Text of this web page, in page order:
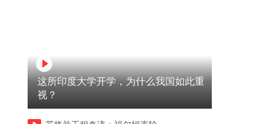
这所印度大学开学，为什么我国如此重
视？